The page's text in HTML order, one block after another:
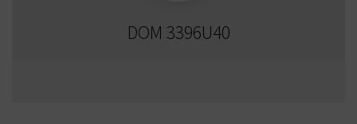
DOM 3396U40